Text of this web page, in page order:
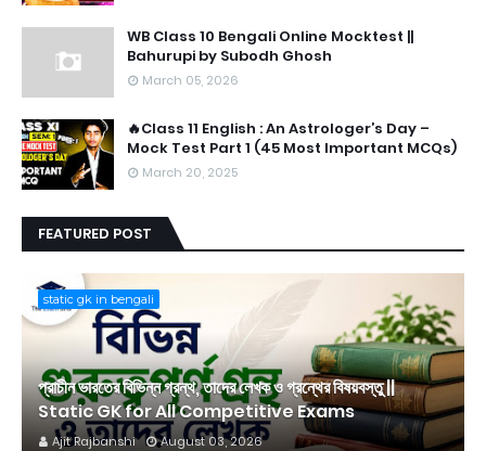
WB Class 10 Bengali Online Mocktest ||
Bahurupi by Subodh Ghosh
March 05, 2026
🔥Class 11 English : An Astrologer’s Day –
Mock Test Part 1 (45 Most Important MCQs)
March 20, 2025
FEATURED POST
static gk in bengali
প্রাচীন ভারতের বিভিন্ন গ্রন্থ, তাদের লেখক ও গ্রন্থের বিষয়বস্তু ||
Static GK for All Competitive Exams
Ajit Rajbanshi August 03, 2026